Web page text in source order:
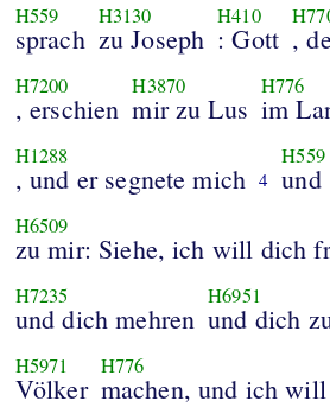
H559
sprach
H3130
zu Joseph
H410
: Gott ,
H7200
, erschien
H3870
mir zu Lus
H776
im
H1288
, und er segnete mich 4
H559
und
H6509
zu mir: Siehe, ich will dich
H7235
und dich mehren
H6951
und dich
H5971
Völker
H776
machen, und ich